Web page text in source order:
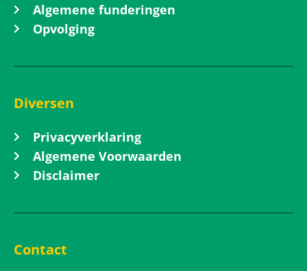
Algemene funderingen
Opvolging
Diversen
Privacyverklaring
Algemene Voorwaarden
Disclaimer
Contact